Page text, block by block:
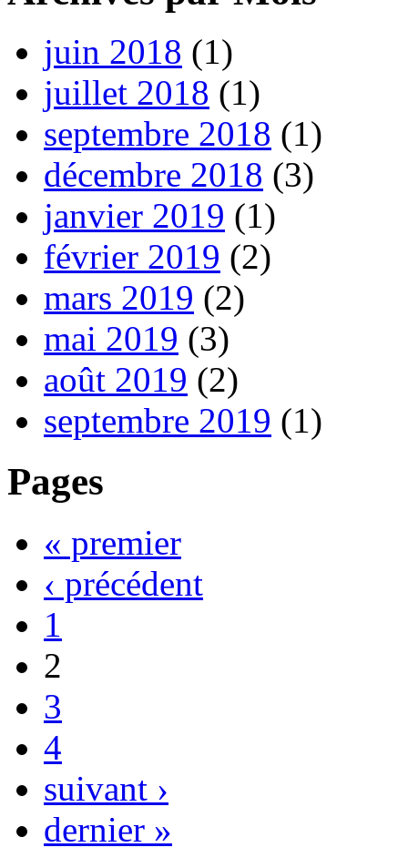
juin 2018 (1)
juillet 2018 (1)
septembre 2018 (1)
décembre 2018 (3)
janvier 2019 (1)
février 2019 (2)
mars 2019 (2)
mai 2019 (3)
août 2019 (2)
septembre 2019 (1)
Pages
« premier
‹ précédent
1
2
3
4
suivant ›
dernier »